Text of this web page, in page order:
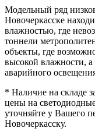
Модельный ряд
Новочеркасске
влажностью, где
тоннели
объекты, где
высокой влажности, а
аварийного
* Наличие на складе
цены на
уточняйте у Вашего
Новочеркасску.